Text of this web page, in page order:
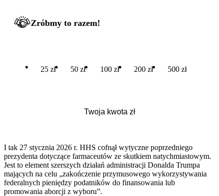
Zróbmy to razem!
25 zł 50 zł 100 zł 200 zł 500 zł
I tak 27 stycznia 2026 r. HHS cofnął wytyczne poprzedniego
prezydenta dotyczące farmaceutów ze skutkiem natychmiastowym.
Jest to element szerszych działań administracji Donalda Trumpa
mających na celu „zakończenie przymusowego wykorzystywania
federalnych pieniędzy podatników do finansowania lub
promowania aborcji z wyboru”.